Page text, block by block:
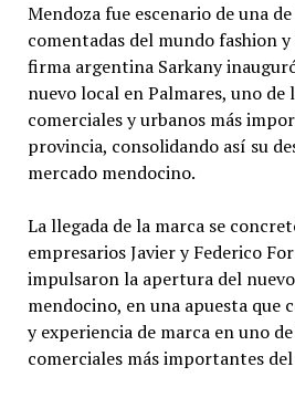
Mendoza fue escenario de una
comentadas del mundo fashion
firma argentina Sarkany
nuevo local en Palmares, uno de
comerciales y urbanos más
provincia, consolidando así su
mercado mendocino.
La llegada de la marca se
empresarios Javier y Federico
impulsaron la apertura del
mendocino, en una apuesta que
y experiencia de marca en uno
comerciales más importantes